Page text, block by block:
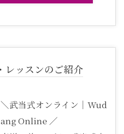
レッスンのご紹介
＼武当式オンライン｜Wud
ang Online ／